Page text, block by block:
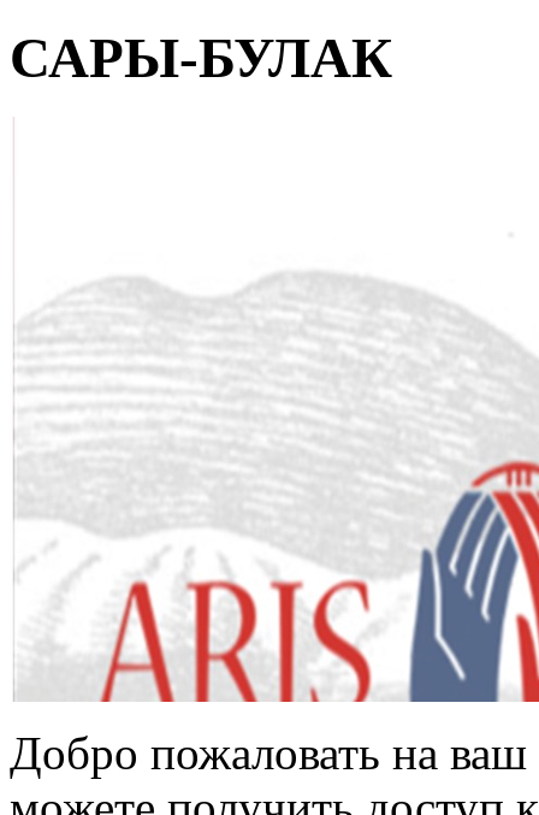
САРЫ-БУЛАК
Добро пожаловать на